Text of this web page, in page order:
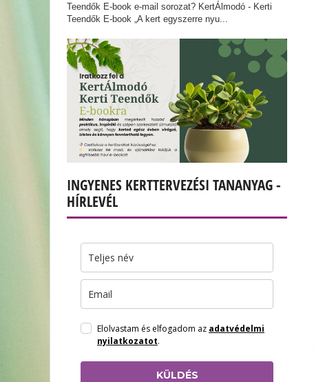
Teendők E-book e-mail sorozat? KertÁlmodó - Kerti
Teendők E-book „A kert egyszerre nyu...
INGYENES KERTTERVEZÉSI TANANYAG -
HÍRLEVÉL
Elolvastam és elfogadom az adatvédelmi
nyilatkozatot.
KÜLDÉS